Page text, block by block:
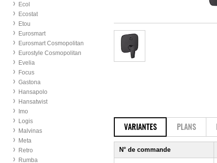
Ecol
Ecostat
Etou
Eurosmart
Eurosmart Cosmopolitan
Eurostyle Cosmopolitan
Evelia
Focus
Gastona
Hansapolo
Hansatwist
Imo
Logis
Malvinas
Meta
Retro
Rumba
VARIANTES PLANS
N° de commande